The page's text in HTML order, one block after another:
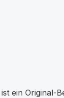
ein Original-